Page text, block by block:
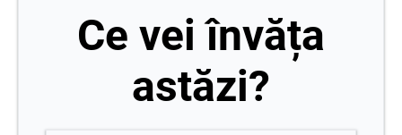
Ce vei învăța
astăzi?